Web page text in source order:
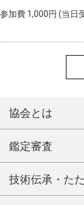
参加費 1,000円 (当日
協会とは
鑑定審査
技術伝承・た